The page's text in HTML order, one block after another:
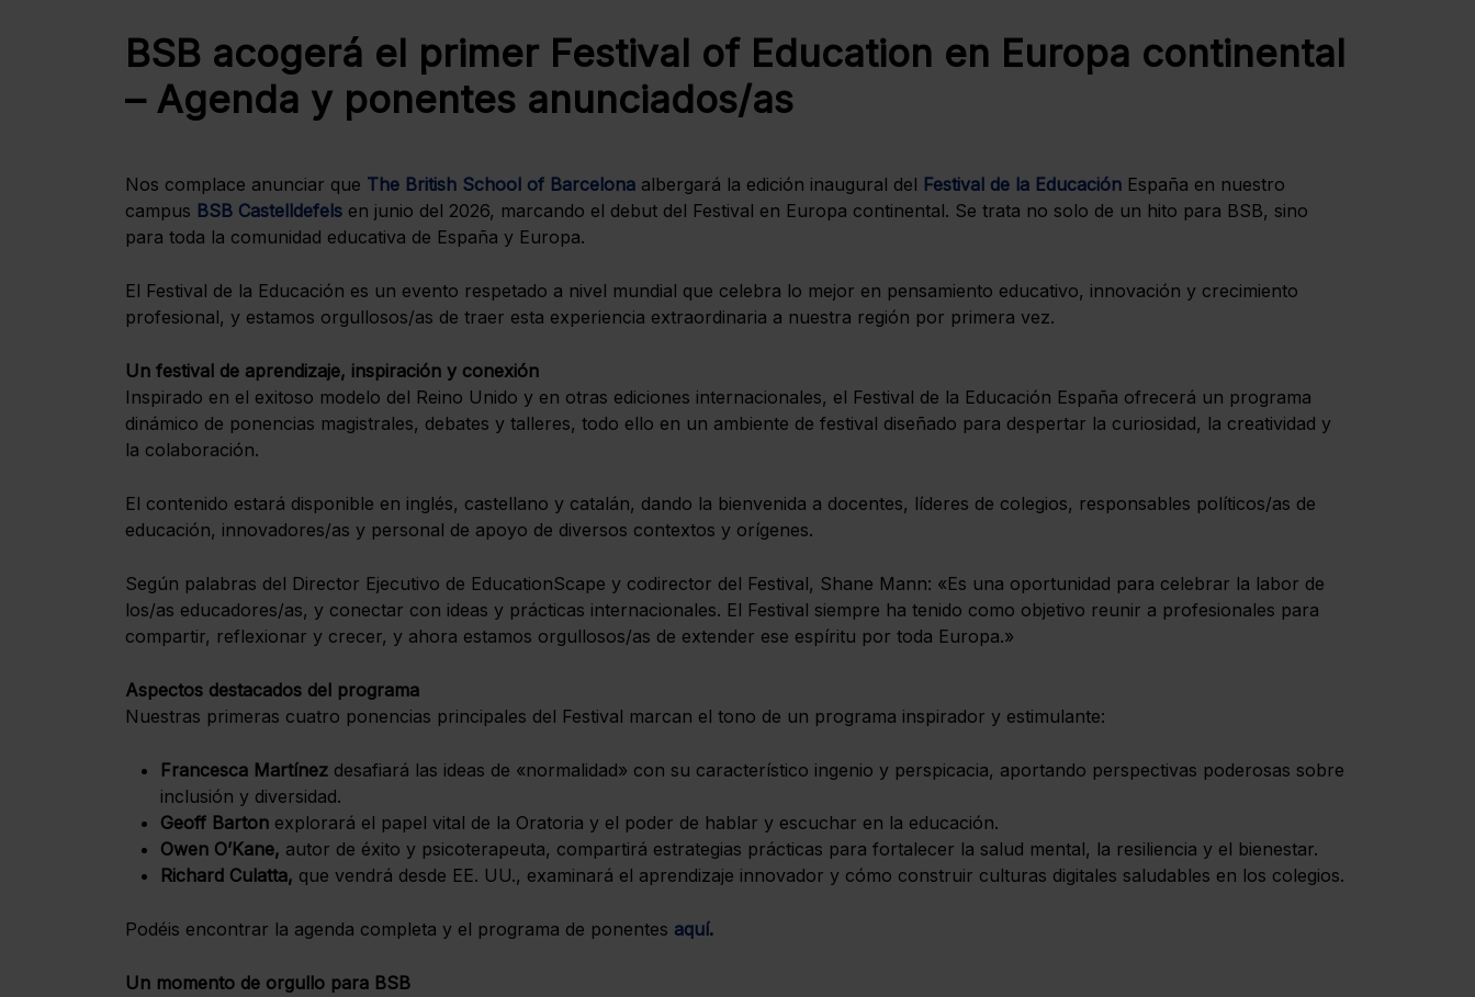
BSB acogerá el primer Festival of Education en Europa continental
– Agenda y ponentes anunciados/as
Nos complace anunciar que The British School of Barcelona albergará la edición inaugural del Festival de la Educación España en nuestro
campus BSB Castelldefels en junio del 2026, marcando el debut del Festival en Europa continental. Se trata no solo de un hito para BSB, sino
para toda la comunidad educativa de España y Europa.
El Festival de la Educación es un evento respetado a nivel mundial que celebra lo mejor en pensamiento educativo, innovación y crecimiento
profesional, y estamos orgullosos/as de traer esta experiencia extraordinaria a nuestra región por primera vez.
Un festival de aprendizaje, inspiración y conexión
Inspirado en el exitoso modelo del Reino Unido y en otras ediciones internacionales, el Festival de la Educación España ofrecerá un programa
dinámico de ponencias magistrales, debates y talleres, todo ello en un ambiente de festival diseñado para despertar la curiosidad, la creatividad y
la colaboración.
El contenido estará disponible en inglés, castellano y catalán, dando la bienvenida a docentes, líderes de colegios, responsables políticos/as de
educación, innovadores/as y personal de apoyo de diversos contextos y orígenes.
Según palabras del Director Ejecutivo de EducationScape y codirector del Festival, Shane Mann: «Es una oportunidad para celebrar la labor de
los/as educadores/as, y conectar con ideas y prácticas internacionales. El Festival siempre ha tenido como objetivo reunir a profesionales para
compartir, reflexionar y crecer, y ahora estamos orgullosos/as de extender ese espíritu por toda Europa.»
Aspectos destacados del programa
Nuestras primeras cuatro ponencias principales del Festival marcan el tono de un programa inspirador y estimulante:
Francesca Martínez desafiará las ideas de «normalidad» con su característico ingenio y perspicacia, aportando perspectivas poderosas sobre
inclusión y diversidad.
Geoff Barton explorará el papel vital de la Oratoria y el poder de hablar y escuchar en la educación.
Owen O’Kane, autor de éxito y psicoterapeuta, compartirá estrategias prácticas para fortalecer la salud mental, la resiliencia y el bienestar.
Richard Culatta, que vendrá desde EE. UU., examinará el aprendizaje innovador y cómo construir culturas digitales saludables en los colegios.
Podéis encontrar la agenda completa y el programa de ponentes aquí.
Un momento de orgullo para BSB